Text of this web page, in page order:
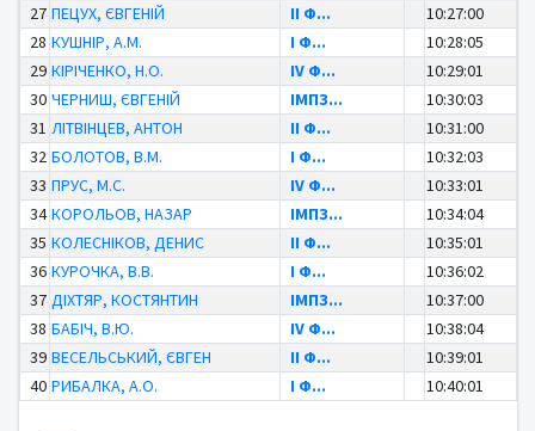
27 ПЕЦУХ, ЄВГЕНІЙ ІІ Ф...
10:27:00
28 КУШНІР, А.М. І Ф...
10:28:05
29 КІРІЧЕНКО, Н.О. IV Ф...
10:29:01
30 ЧЕРНИШ, ЄВГЕНІЙ ІМПЗ...
10:30:03
31 ЛІТВІНЦЕВ, АНТОН ІІ Ф...
10:31:00
32 БОЛОТОВ, В.М. І Ф...
10:32:03
33 ПРУС, М.С. IV Ф...
10:33:01
34 КОРОЛЬОВ, НАЗАР ІМПЗ...
10:34:04
35 КОЛЕСНІКОВ, ДЕНИС ІІ Ф...
10:35:01
36 КУРОЧКА, В.В. І Ф...
10:36:02
37 ДІХТЯР, КОСТЯНТИН ІМПЗ...
10:37:00
38 БАБІЧ, В.Ю. IV Ф...
10:38:04
39 ВЕСЕЛЬСЬКИЙ, ЄВГЕН ІІ Ф...
10:39:01
40 РИБАЛКА, А.О. І Ф... 10:40:01